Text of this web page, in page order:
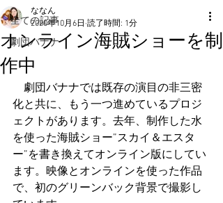
全ての記事
劇団バナナ
オンライン海賊ショーを制
作中
ななん
2020年10月6日 読了時間: 1分
劇団バナナでは既存の演目の非三密
化と共に、もう一つ進めているプロジ
ェクトがあります。去年、制作した水
を使った海賊ショー”スカイ＆エスタ
ー”を書き換えてオンライン版にしてい
ます。映像とオンラインを使った作品
で、初のグリーンバック背景で撮影し